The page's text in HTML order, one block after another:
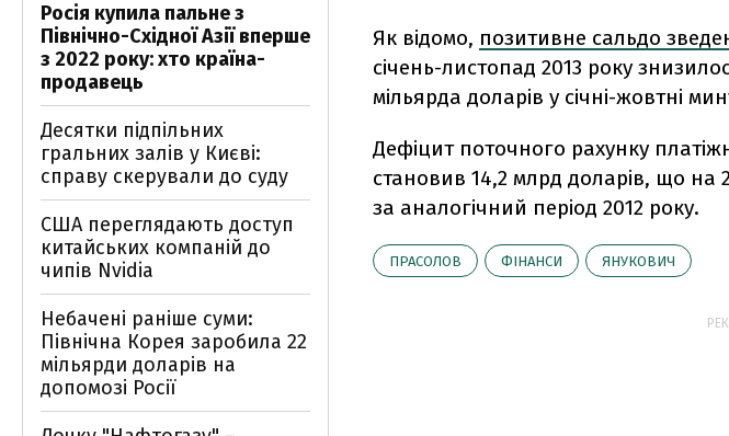
Як відомо, позитивне сальдо
січень-листопад 2013 року
мільярда доларів у січні-жовтні
Дефіцит поточного рахунку
становив 14,2 млрд доларів, що
за аналогічний період 2012 року.
ПРАСОЛОВ ФІНАНСИ ЯНУКОВИЧ
Росія купила пальне з
Північно-Східної Азії вперше
з 2022 року: хто країна-
продавець
Десятки підпільних
гральних залів у Києві:
справу скерували до суду
США переглядають доступ
китайських компаній до
чипів Nvidia
Небачені раніше суми:
Північна Корея заробила 22
мільярди доларів на
допомозі Росії